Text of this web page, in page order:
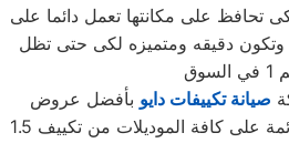
دايو منذ عام 1912 وكى تحافظ على مكانتها تعمل دائما على
وتكون دقيقه ومتميزه لكى حتى تظل
صيانة تكييفات دايو بأفضل عروض
تكييف دايو والخصومات الدائمة على كافة الموديلات من تكييف 1.5